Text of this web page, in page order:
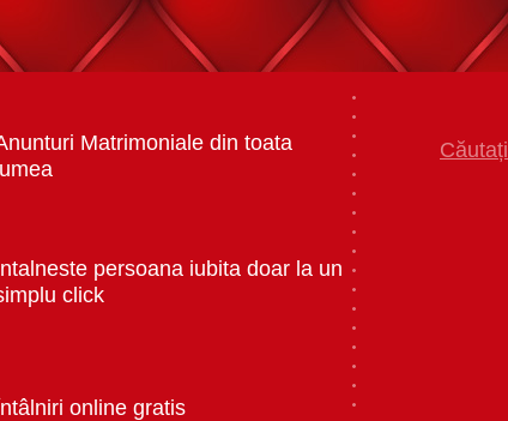
Matrimoniale din toata
lumea
persoana iubita doar la un
click
online gratis
Căutați